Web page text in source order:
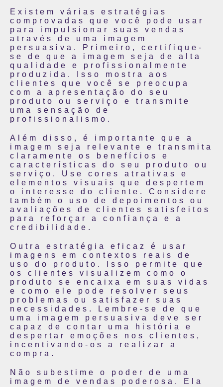
Existem várias estratégias
comprovadas que você pode usar
para impulsionar suas vendas
através de uma imagem
persuasiva. Primeiro, certifique-
se de que a imagem seja de alta
qualidade e profissionalmente
produzida. Isso mostra aos
clientes que você se preocupa
com a apresentação do seu
produto ou serviço e transmite
uma sensação de
profissionalismo.
Além disso, é importante que a
imagem seja relevante e transmita
claramente os benefícios e
características do seu produto ou
serviço. Use cores atrativas e
elementos visuais que despertem
o interesse do cliente. Considere
também o uso de depoimentos ou
avaliações de clientes satisfeitos
para reforçar a confiança e a
credibilidade.
Outra estratégia eficaz é usar
imagens em contextos reais de
uso do produto. Isso permite que
os clientes visualizem como o
produto se encaixa em suas vidas
e como ele pode resolver seus
problemas ou satisfazer suas
necessidades. Lembre-se de que
uma imagem persuasiva deve ser
capaz de contar uma história e
despertar emoções nos clientes,
incentivando-os a realizar a
compra.
Não subestime o poder de uma
imagem de vendas poderosa. Ela